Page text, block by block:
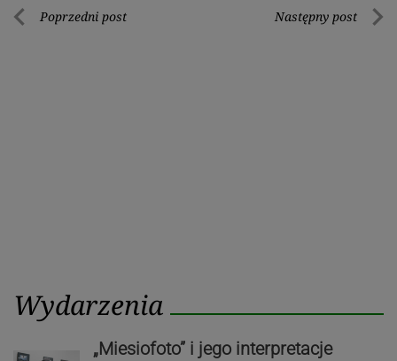
Nawigacja
Poprzedni post Następny post
Wydarzenia
„Miesiofoto” i jego interpretacje